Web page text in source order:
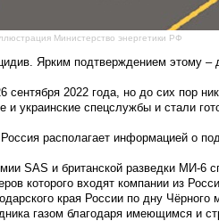
Министерство энергетики РФ
Ярким подтверждением этому
2022 года, но до сих пор
спецслужбы и стали
Россия располагает информацией о
SAS и британской разведки МИ-6
которого входят компании из
края России по дну
газом благодаря имеющимся и